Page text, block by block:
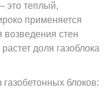
это теплый,
применяется
возведения стен
доля газоблока
блоков: